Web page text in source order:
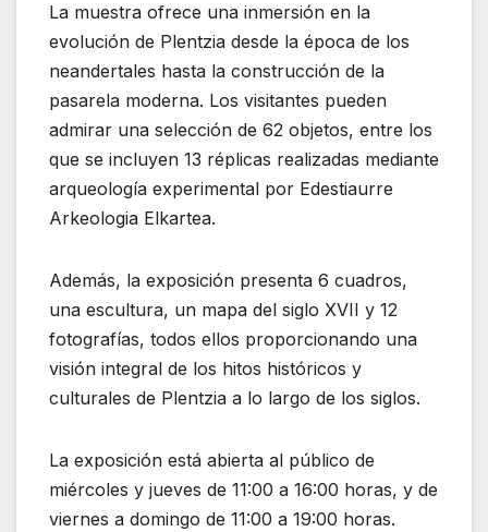
La muestra ofrece una inmersión en la
evolución de Plentzia desde la época de los
neandertales hasta la construcción de la
pasarela moderna. Los visitantes pueden
admirar una selección de 62 objetos, entre los
que se incluyen 13 réplicas realizadas mediante
arqueología experimental por Edestiaurre
Arkeologia Elkartea.
Además, la exposición presenta 6 cuadros,
una escultura, un mapa del siglo XVII y 12
fotografías, todos ellos proporcionando una
visión integral de los hitos históricos y
culturales de Plentzia a lo largo de los siglos.
La exposición está abierta al público de
miércoles y jueves de 11:00 a 16:00 horas, y de
viernes a domingo de 11:00 a 19:00 horas.